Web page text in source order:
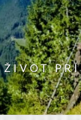
ŽIVOT